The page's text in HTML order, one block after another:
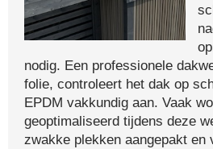
nodig. Een professionele
folie, controleert het dak op
EPDM vakkundig aan. Vaak
geoptimaliseerd tijdens deze
zwakke plekken aangepakt en